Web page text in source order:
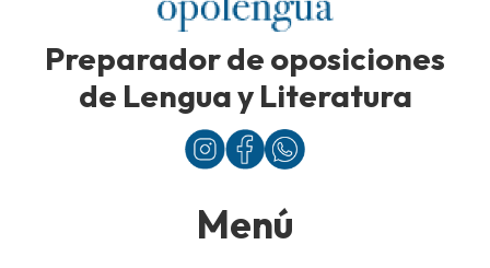
Preparador de oposiciones
de Lengua y Literatura
Menú